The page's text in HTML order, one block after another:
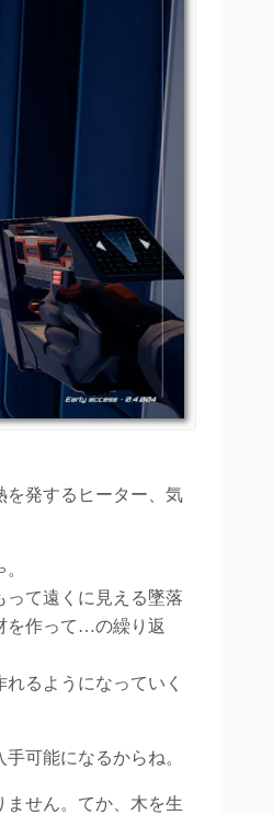
を発するヒーター、気
て遠くに見える墜落
を作って…の繰り返
るようになっていく
可能になるからね。
ません。てか、木を生